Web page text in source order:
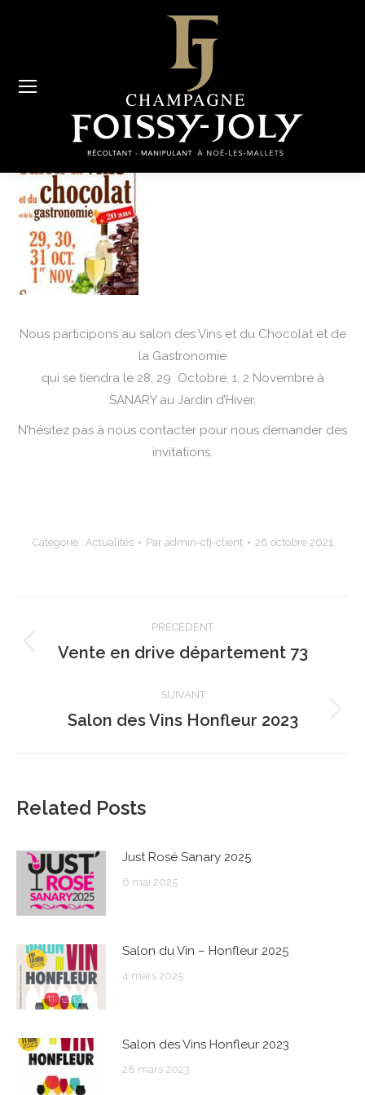
Nous participons au salon des Vins et du Chocolat et de
la Gastronomie
qui se tiendra le 28, 29 Octobre, 1, 2 Novembre à
SANARY au Jardin d’Hiver.
N’hésitez pas à nous contacter pour nous demander des
invitations.
Catégorie : Actualités Par admin-cfj-client 26 octobre 2021
article
PRÉCÉDENT
Article
:
Vente en drive département 73
SUIVANT
Article
Salon des Vins Honfleur 2023
Related Posts
Just Rosé Sanary 2025
6 mai 2025
Salon du Vin – Honfleur 2025
4 mars 2025
Salon des Vins Honfleur 2023
28 mars 2023